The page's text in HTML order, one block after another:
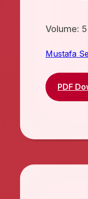
Volume: 5
Mustafa
PDF